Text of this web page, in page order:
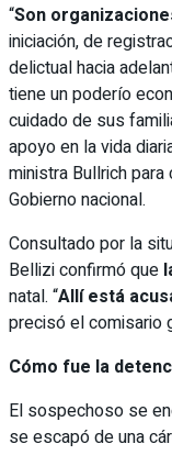
“Son
iniciación, de
delictual hacia
tiene un poderío
cuidado de sus
apoyo en la vida
ministra Bullrich
Gobierno nacional.
Consultado por la
Bellizi confirmó que
natal. “Allí está
precisó el comisario
Cómo fue la
El sospechoso se
se escapó de una